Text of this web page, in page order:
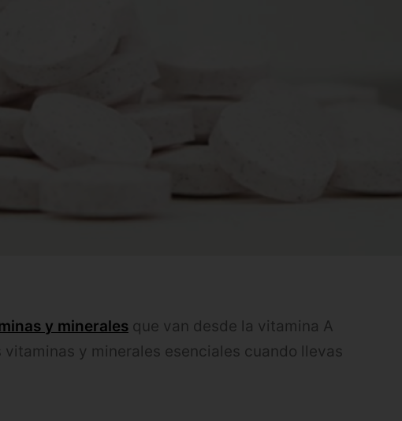
y minerales que van desde la vitamina A
vitaminas y minerales esenciales cuando llevas